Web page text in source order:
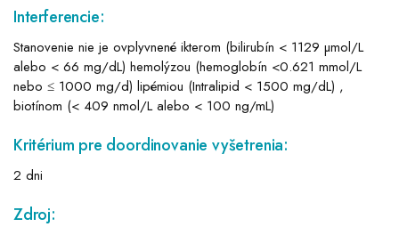
Interferencie:
Stanovenie nie je ovplyvnené ikterom (bilirubín < 1129 µmol/L
alebo < 66 mg/dL) hemolýzou (hemoglobín <0.621 mmol/L
nebo ≤ 1000 mg/d) lipémiou (Intralipid < 1500 mg/dL) ,
biotínom (< 409 nmol/L alebo < 100 ng/mL)
Kritérium pre doordinovanie vyšetrenia:
2 dni
Zdroj: